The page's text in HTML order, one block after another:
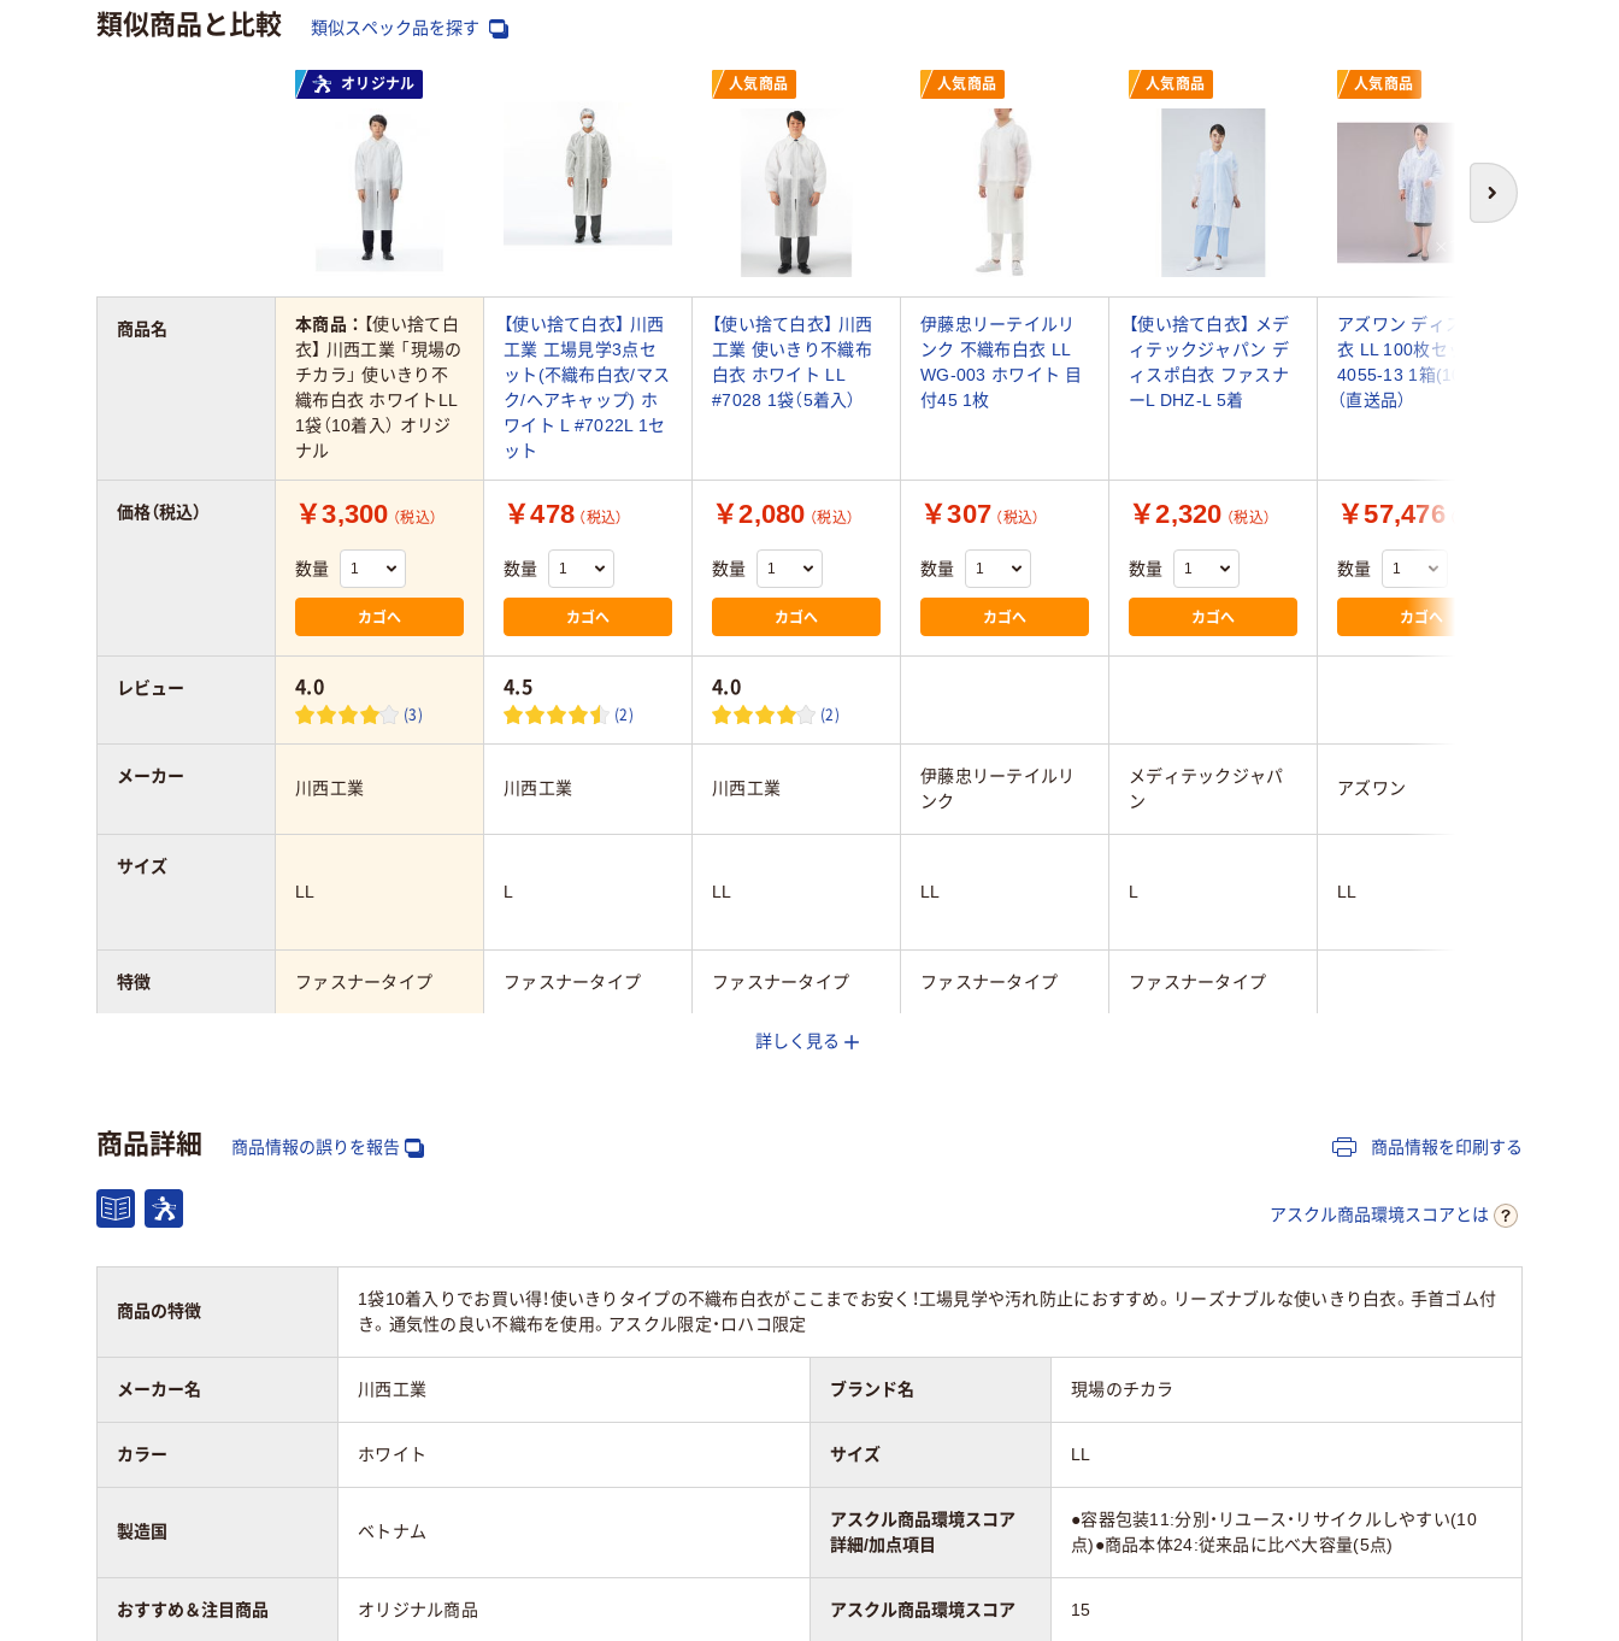
類似商品と比較 類似スペック品を探す
次へ
オリジナル 人気商品 人気商品 人気商品 人気商品
本商品： 【使い捨て白
衣】 川西工業 「現場の
チカラ」 使いきり不
織布白衣 ホワイトLL
1袋（10着入） オリジ
ナル
【使い捨て白衣】 川西
工業 工場見学3点セ
ット(不織布白衣/マス
ク/ヘアキャップ) ホ
ワイト L #7022L 1セ
ット
【使い捨て白衣】 川西
工業 使いきり不織布
白衣 ホワイト LL
#7028 1袋（5着入）
伊藤忠リーテイルリ
ンク 不織布白衣 LL
WG-003 ホワイト 目
付45 1枚
【使い捨て白衣】 メデ
ィテックジャパン デ
ィスポ白衣 ファスナ
ーL DHZ-L 5着
アズワン ディスポ白
衣 LL 100枚セット 8-
4055-13 1箱(100枚)
（直送品）
￥3,300 （税込）
数量
カゴへ
￥478 （税込）
数量
カゴへ
￥2,080 （税込）
数量
カゴへ
￥307 （税込）
数量
カゴへ
￥2,320 （税込）
数量
カゴへ
￥57,476
数量
カゴへ
4.0
(3)
4.5
(2)
4.0
(2)
川西工業 川西工業 川西工業
伊藤忠リーテイルリ
ンク
メディテックジャパ
ン
アズワン
LL L LL LL L LL
ファスナータイプ ファスナータイプ ファスナータイプ ファスナータイプ ファスナータイプ
ホワイト系
商品名
価格（税込）
レビュー
メーカー
サイズ
特徴
スコア
詳しく見る
商品詳細 商品情報の誤りを報告 商品情報を印刷する
アスクル商品環境スコアとは
商品の特徴
1袋10着入りでお買い得！使いきりタイプの不織布白衣がここまでお安く！工場見学や汚れ防止におすすめ。リーズナブルな使いきり白衣。手首ゴム付
き。通気性の良い不織布を使用。アスクル限定・ロハコ限定
メーカー名 川西工業 ブランド名 現場のチカラ
カラー ホワイト サイズ LL
製造国 ベトナム
アスクル商品環境スコア
詳細/加点項目
●容器包装11:分別・リユース・リサイクルしやすい(10
点)●商品本体24:従来品に比べ大容量(5点)
おすすめ＆注目商品 オリジナル商品 アスクル商品環境スコア 15